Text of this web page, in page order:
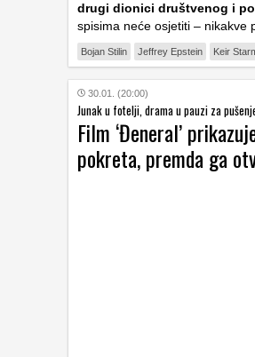
drugi dionici društvenog i
spisima neće osjetiti – nikakve
Bojan Stilin Jeffrey Epstein Keir
30.01. (20:00)
Junak u fotelji, drama u pauzi za
Film ‘Đeneral’
pokreta, premda ga